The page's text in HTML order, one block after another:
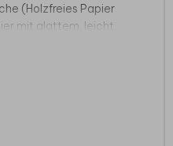
(Holzfreies Papier
mit glattem, leicht
170g/m²)
Heft wählen.